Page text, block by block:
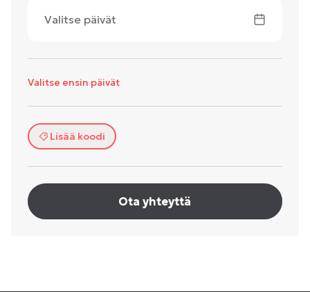
Valitse päivät
Valitse ensin päivät
Lisää koodi
Ota yhteyttä